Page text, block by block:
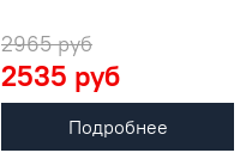
2965 руб
2535 руб
Подробнее